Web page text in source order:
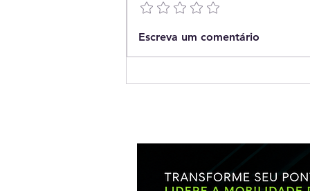
The smarter E South
Escreva um comentário